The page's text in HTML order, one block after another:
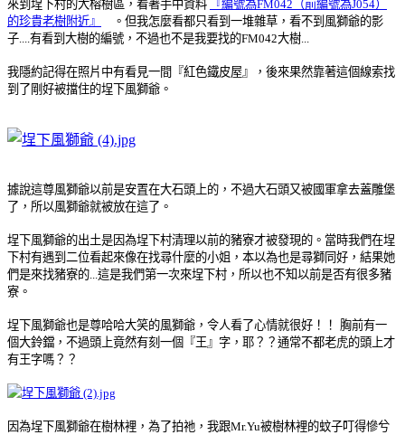
來到埕下村的大榕樹區，看著手中資料
『編號為FM042（前編號為J054）
的珍貴老樹附近』
。但我怎麼看都只看到一堆雜草，看不到風獅爺的影
子.... 有看到大樹的編號，不過也不是我要找的FM042大樹...
我隱約記得在照片中有看見一間『紅色鐵皮屋』，後來果然靠著這個線索找
到了剛好被擋住的埕下風獅爺。
據說這尊風獅爺以前是安置在大石頭上的，不過大石頭又被國軍拿去蓋雕堡
了，所以風獅爺就被放在這了。
埕下風獅爺的出土是因為埕下村清理以前的豬寮才被發現的。當時我們在埕
下村有遇到二位看起來像在找尋什麼的小姐，本以為也是尋獅同好，結果她
們是來找豬寮的...這是我們第一次來埕下村，所以也不知以前是否有很多豬
寮。
埕下風獅爺也是尊哈哈大笑的風獅爺，令人看了心情就很好！！
胸前有一
個大鈴鐺，不過頭上竟然有刻一個『王』字，耶？？通常不都老虎的頭上才
有王字嗎？？
因為埕下風獅爺在樹林裡，為了拍祂，我跟Mr.Yu被樹林裡的蚊子叮得慘兮